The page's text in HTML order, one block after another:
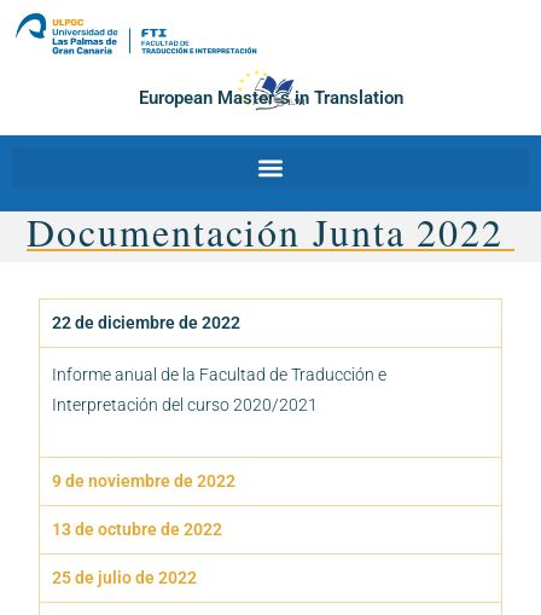
European Master´s in Translation
Documentación Junta 2022
22 de diciembre de 2022
Informe anual de la Facultad de Traducción e
Interpretación del curso 2020/2021
9 de noviembre de 2022
13 de octubre de 2022
25 de julio de 2022